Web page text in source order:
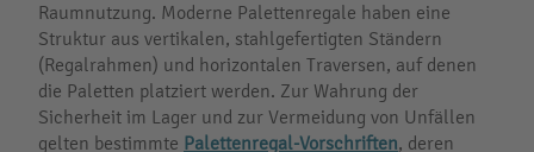
Raumnutzung. Moderne Palettenregale haben eine
Struktur aus vertikalen, stahlgefertigten Ständern
(Regalrahmen) und horizontalen Traversen, auf denen
die Paletten platziert werden. Zur Wahrung der
Sicherheit im Lager und zur Vermeidung von Unfällen
gelten bestimmte Palettenregal-Vorschriften, deren